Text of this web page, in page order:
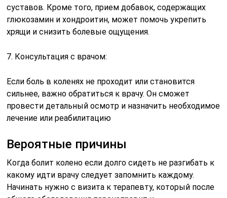
суставов. Кроме того, прием добавок, содержащих
глюкозамин и хондроитин, может помочь укрепить
хрящи и снизить болевые ощущения.
7. Консультация с врачом:
Если боль в коленях не проходит или становится
сильнее, важно обратиться к врачу. Он сможет
провести детальный осмотр и назначить необходимое
лечение или реабилитацию
Вероятные причины
Когда болит колено если долго сидеть не разгибать к
какому идти врачу следует запомнить каждому.
Начинать нужно с визита к терапевту, который после